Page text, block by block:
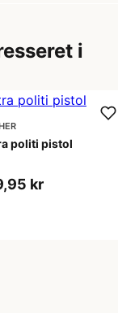
i
politi pistol
kr